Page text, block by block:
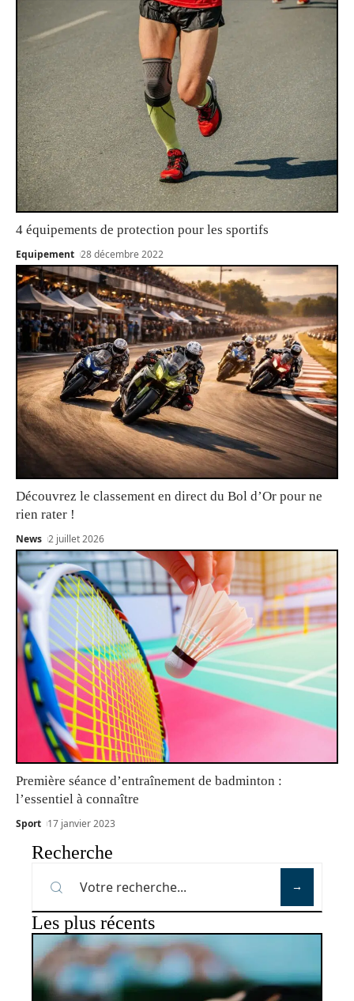
4 équipements de protection pour les sportifs
Equipement 28 décembre 2022
Découvrez le classement en direct du Bol d’Or pour ne
rien rater !
News 2 juillet 2026
Première séance d’entraînement de badminton :
l’essentiel à connaître
Sport 17 janvier 2023
Recherche
Les plus récents